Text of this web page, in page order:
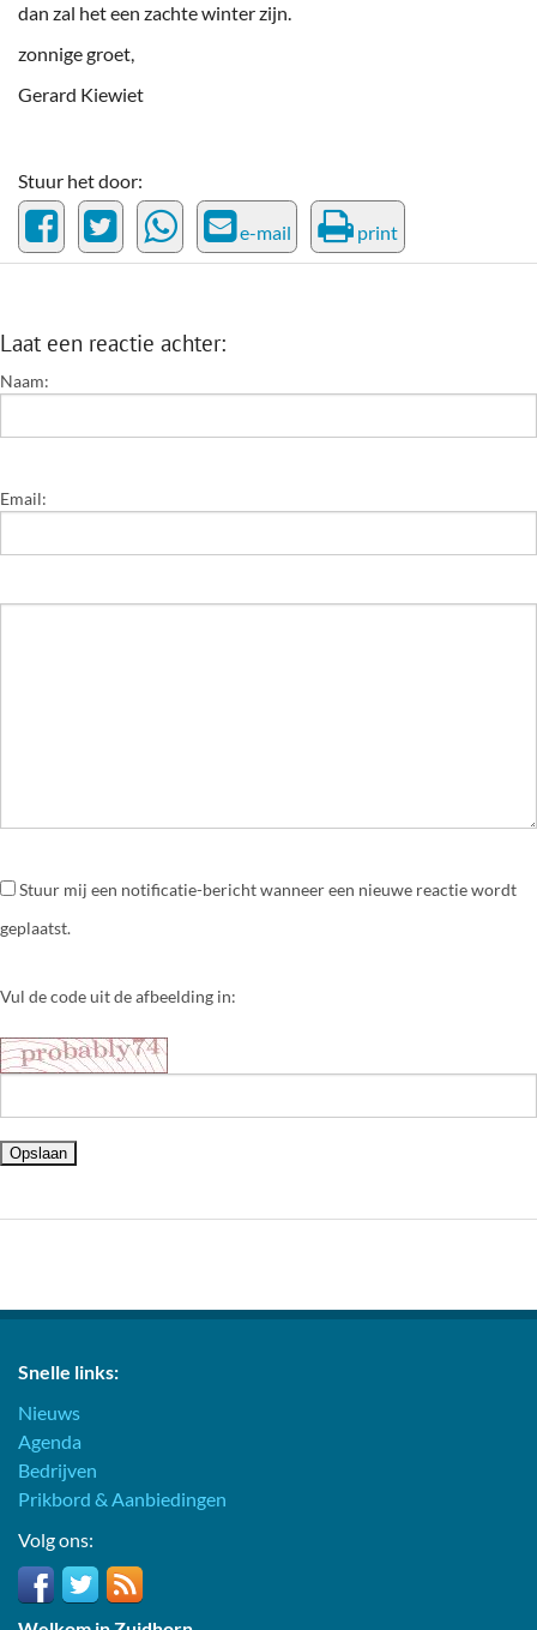
dan zal het een zachte winter zijn.
zonnige groet,
Gerard Kiewiet
Stuur het door:
e-mail print
Laat een reactie achter:
Naam:
Email:
Stuur mij een notificatie-bericht wanneer een nieuwe reactie wordt
geplaatst.
Vul de code uit de afbeelding in:
Snelle links:
Nieuws
Agenda
Bedrijven
Prikbord & Aanbiedingen
Volg ons: